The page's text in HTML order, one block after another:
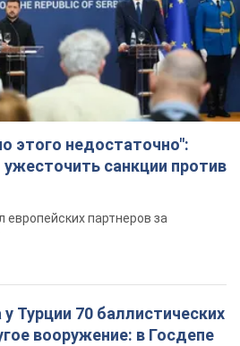
этого недостаточно":
ужесточить санкции против
европейских партнеров за
Турции 70 баллистических
вооружение: в Госдепе